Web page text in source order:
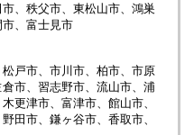
、秩父市、東松山市、鴻巣
、富士見市
戸市、市川市、柏市、市原
市、習志野市、流山市、浦
更津市、富津市、館山市、
田市、鎌ヶ谷市、香取市、